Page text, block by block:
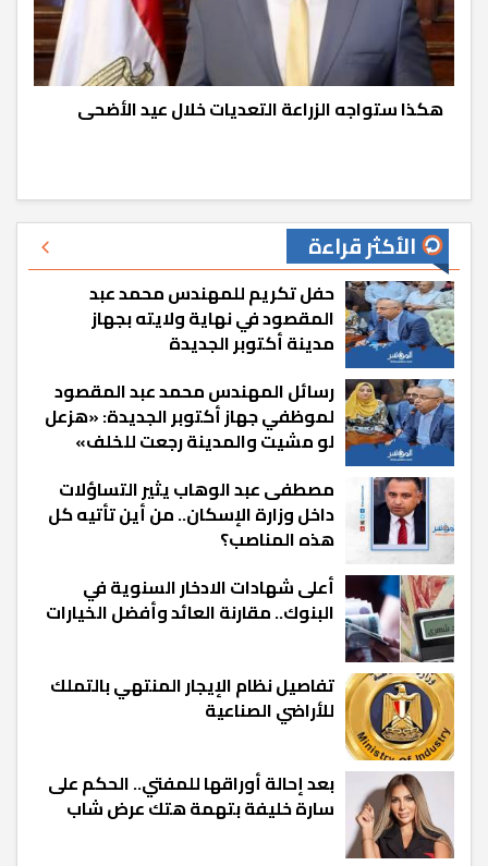
هكذا ستواجه الزراعة التعديات خلال عيد الأضحى
الأكثر قراءة
حفل تكريم للمهندس محمد عبد
المقصود في نهاية ولايته بجهاز
مدينة أكتوبر الجديدة
رسائل المهندس محمد عبد المقصود
لموظفي جهاز أكتوبر الجديدة: «هزعل
لو مشيت والمدينة رجعت للخلف»
مصطفى عبد الوهاب يثير التساؤلات
داخل وزارة الإسكان.. من أين تأتيه كل
هذه المناصب؟
أعلى شهادات الادخار السنوية في
البنوك.. مقارنة العائد وأفضل الخيارات
تفاصيل نظام الإيجار المنتهي بالتملك
للأراضي الصناعية
بعد إحالة أوراقها للمفتي.. الحكم على
سارة خليفة بتهمة هتك عرض شاب